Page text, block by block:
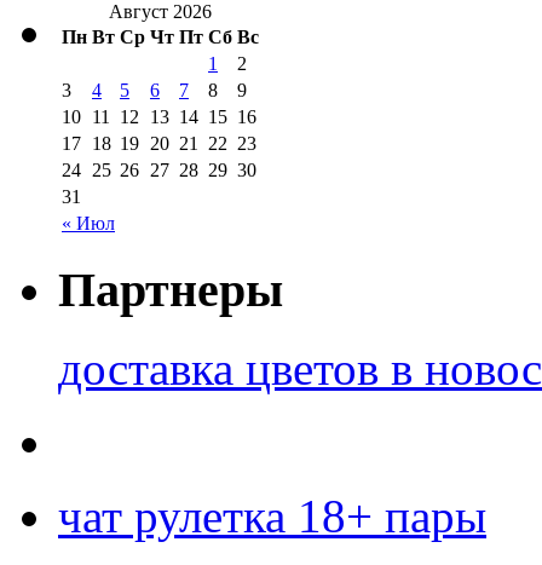
Август 2026
Пн Вт Ср Чт Пт Сб Вс
« Июл
1
2
3
4 5 6 7 8
9
10 11 12 13 14 15 16
17 18 19 20 21 22 23
24 25 26 27 28 29 30
31
Партнеры
доставка цветов в
чат рулетка 18+ пары